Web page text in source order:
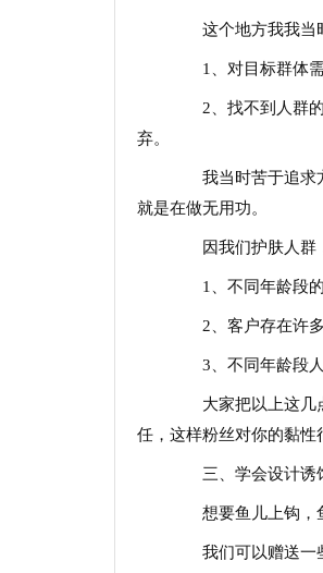
这个地方我我当时
1、对目标群体需
2、找不到人群的
弃。
我当时苦于追求方
就是在做无用功。
因我们护肤人群，
1、不同年龄段的
2、客户存在许多
3、不同年龄段人
大家把以上这几点
任，这样粉丝对你的黏性
三、学会设计诱
想要鱼儿上钩，鱼
我们可以赠送一些